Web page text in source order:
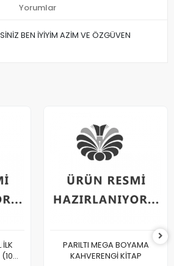
Yorumlar
BEN İYİYİM AZİM VE ÖZGÜVEN
İLK
PARILTI MEGA BOYAMA
KAHVERENGİ KİTAP